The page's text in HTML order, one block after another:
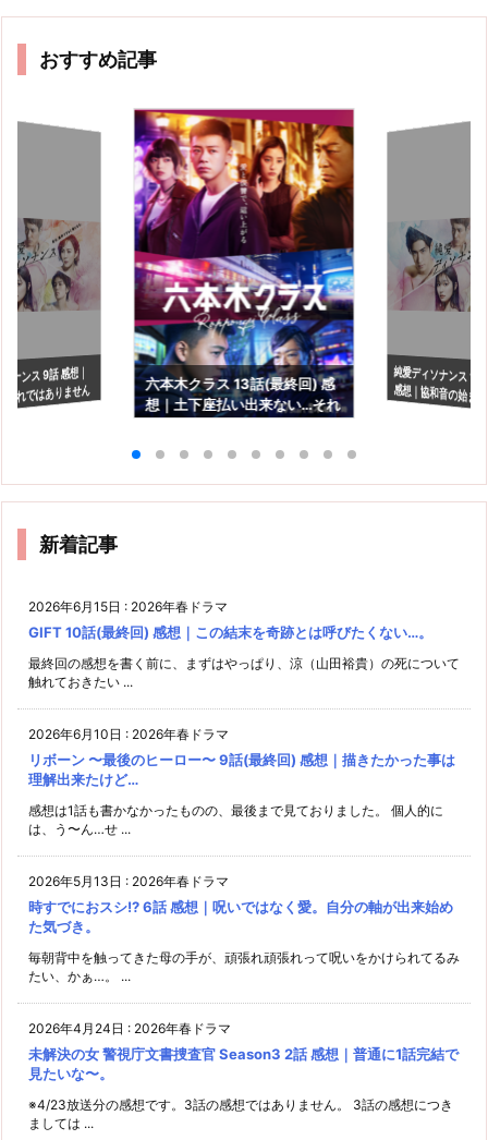
おすすめ記事
ナンス 9話 感想｜
れではありません
スト
六本木クラス 13話(最終回) 感
想｜土下座払い出来ない…それ
純愛ディソナンス
感想｜協和音の始
ね。
新着記事
2026年6月15日 : 2026年春ドラマ
GIFT 10話(最終回) 感想｜この結末を奇跡とは呼びたくない…。
最終回の感想を書く前に、まずはやっぱり、涼（山田裕貴）の死について
触れておきたい ...
2026年6月10日 : 2026年春ドラマ
リボーン 〜最後のヒーロー〜 9話(最終回) 感想｜描きたかった事は
理解出来たけど…
感想は1話も書かなかったものの、最後まで見ておりました。 個人的に
は、う〜ん…せ ...
2026年5月13日 : 2026年春ドラマ
時すでにおスシ!? 6話 感想｜呪いではなく愛。自分の軸が出来始め
た気づき。
毎朝背中を触ってきた母の手が、頑張れ頑張れって呪いをかけられてるみ
たい、かぁ…。 ...
2026年4月24日 : 2026年春ドラマ
未解決の女 警視庁文書捜査官 Season3 2話 感想｜普通に1話完結で
見たいな〜。
※4/23放送分の感想です。3話の感想ではありません。 3話の感想につき
ましては ...